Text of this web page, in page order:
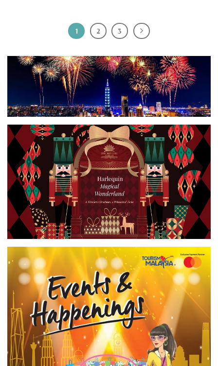
1 2 3